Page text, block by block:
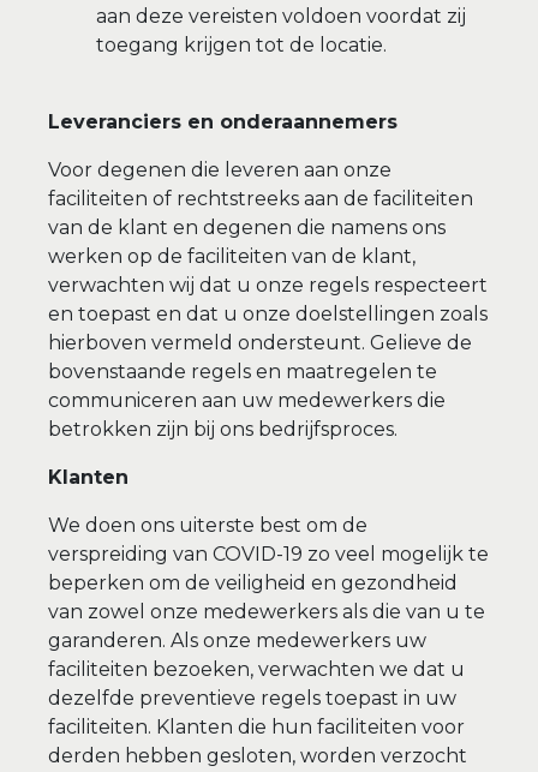
aan deze vereisten voldoen voordat zij
toegang krijgen tot de locatie.
Leveranciers en onderaannemers
Voor degenen die leveren aan onze
faciliteiten of rechtstreeks aan de faciliteiten
van de klant en degenen die namens ons
werken op de faciliteiten van de klant,
verwachten wij dat u onze regels respecteert
en toepast en dat u onze doelstellingen zoals
hierboven vermeld ondersteunt. Gelieve de
bovenstaande regels en maatregelen te
communiceren aan uw medewerkers die
betrokken zijn bij ons bedrijfsproces.
Klanten
We doen ons uiterste best om de
verspreiding van COVID-19 zo veel mogelijk te
beperken om de veiligheid en gezondheid
van zowel onze medewerkers als die van u te
garanderen. Als onze medewerkers uw
faciliteiten bezoeken, verwachten we dat u
dezelfde preventieve regels toepast in uw
faciliteiten. Klanten die hun faciliteiten voor
derden hebben gesloten, worden verzocht